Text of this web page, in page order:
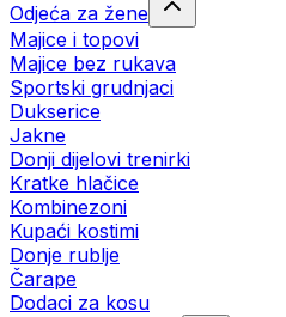
Odjeća za žene
Majice i topovi
Majice bez rukava
Sportski grudnjaci
Dukserice
Jakne
Donji dijelovi trenirki
Kratke hlačice
Kombinezoni
Kupaći kostimi
Donje rublje
Čarape
Dodaci za kosu